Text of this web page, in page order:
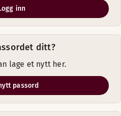
inn
ditt?
lage et nytt her.
passord